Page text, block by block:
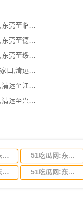
51吃瓜网:东莞光临沂物流公司,东莞整车物流光临沂,东莞至临沂物流专线 - 天南
51吃瓜网:东莞到德宏物流公司,东莞整车物流到德宏,东莞至德宏物流专线 - 天南
51吃瓜网:东莞到绥化物流公司,东莞整车物流到绥化,东莞至绥化物流专线 - 天南
51吃瓜网:清远到张家口物流公司,清远整车物流到张家口,清远至张家口物流专线
51吃瓜网:清远到兴安物流公司,清远整车物流到兴安,清远至兴安物流专线 - 天南
51吃瓜网:东莞到河北省物流专线,东莞到河北省物流公司 51吃瓜网:东莞到吉林省物流运输,东莞到吉林省物流公司
51吃瓜网:东莞到山东省物流专线,东莞到山东省物流公司 51吃瓜网:东莞到江苏物流专线运输,东莞到江苏省物流公司